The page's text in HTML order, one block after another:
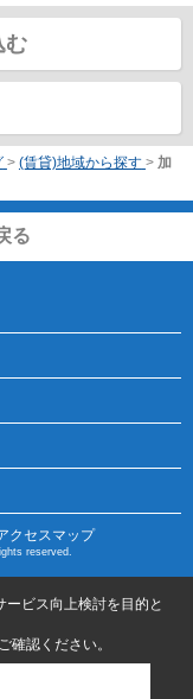
む
> (賃貸)地域から探す > 加
る
クセスマップ
reserved.
ビス向上検討を目的と
確認ください。